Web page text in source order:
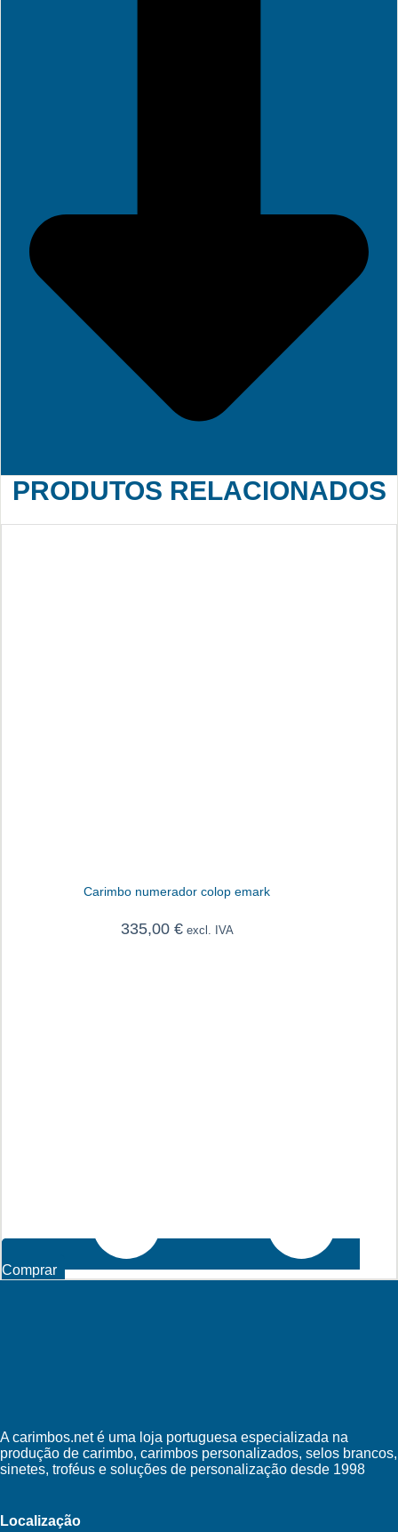
PRODUTOS RELACIONADOS
Carimbo numerador colop emark
335,00 €excl. IVA
Comprar
A carimbos.net é uma loja portuguesa especializada na
produção de carimbo, carimbos personalizados, selos brancos,
sinetes, troféus e soluções de personalização desde 1998
Localização